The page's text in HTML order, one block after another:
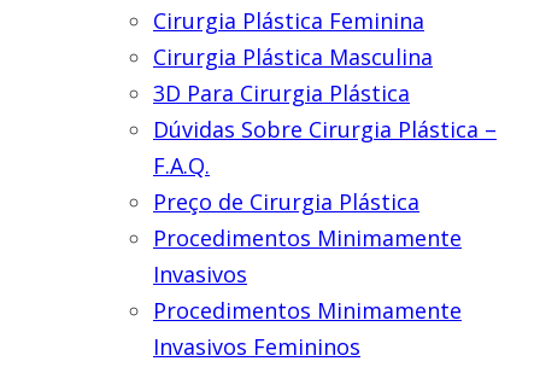
Cirurgia Plástica Feminina
Cirurgia Plástica Masculina
3D Para Cirurgia Plástica
Dúvidas Sobre Cirurgia Plástica –
F.A.Q.
Preço de Cirurgia Plástica
Procedimentos Minimamente
Invasivos
Procedimentos Minimamente
Invasivos Femininos